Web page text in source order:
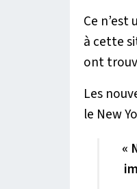
Ce
à cette
ont
Les
le New
«